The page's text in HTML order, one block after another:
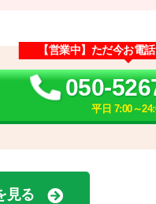
【営業中】ただ今お電
050-
平日 7:00～
見る